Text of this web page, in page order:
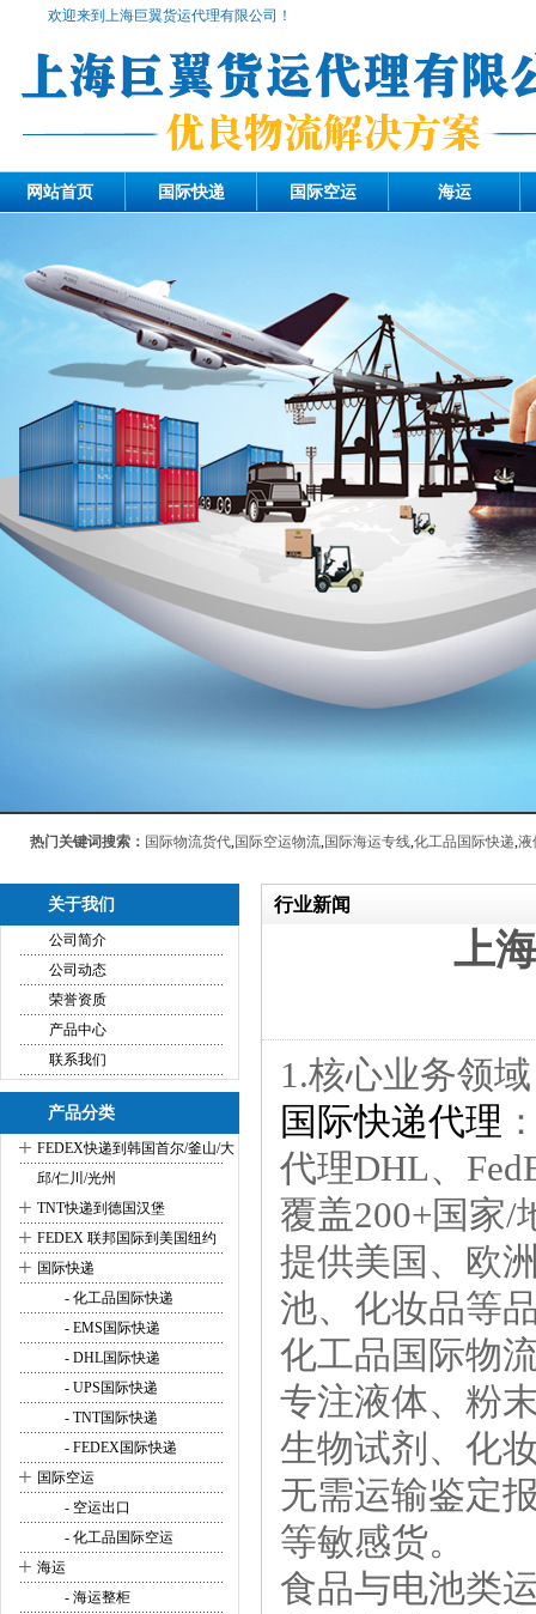
欢迎来到上海巨翼货运代理有限公司！
网站首页 国际快递 国际空运 海运
热门关键词搜索： 国际物流货代,国际空运物流,国际海运专线,化工品国际快递,液
关于我们
公司简介
公司动态
荣誉资质
产品中心
联系我们
产品分类
+ FEDEX快递到韩国首尔/釜山/大
邱/仁川/光州
+ TNT快递到德国汉堡
+ FEDEX 联邦国际到美国纽约
+ 国际快递
- 化工品国际快递
- EMS国际快递
- DHL国际快递
- UPS国际快递
- TNT国际快递
- FEDEX国际快递
+ 国际空运
- 空运出口
- 化工品国际空运
+ 海运
- 海运整柜
行业新闻
上
1.核心业务领域
国际快递代理
代理DHL、
覆盖200+国家/
提供美国、欧
池、化妆品等
化工品国际物
专注液体、粉
生物试剂、化
无需运输鉴定
等敏感货。
食品与电池类